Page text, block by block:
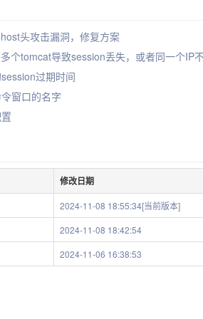
头攻击漏洞，修复方案
过期时间
窗口的名字
修改日期
2024-11-08 18:55:34[当前版本]
2024-11-08 18:42:54
2024-11-06 16:38:53